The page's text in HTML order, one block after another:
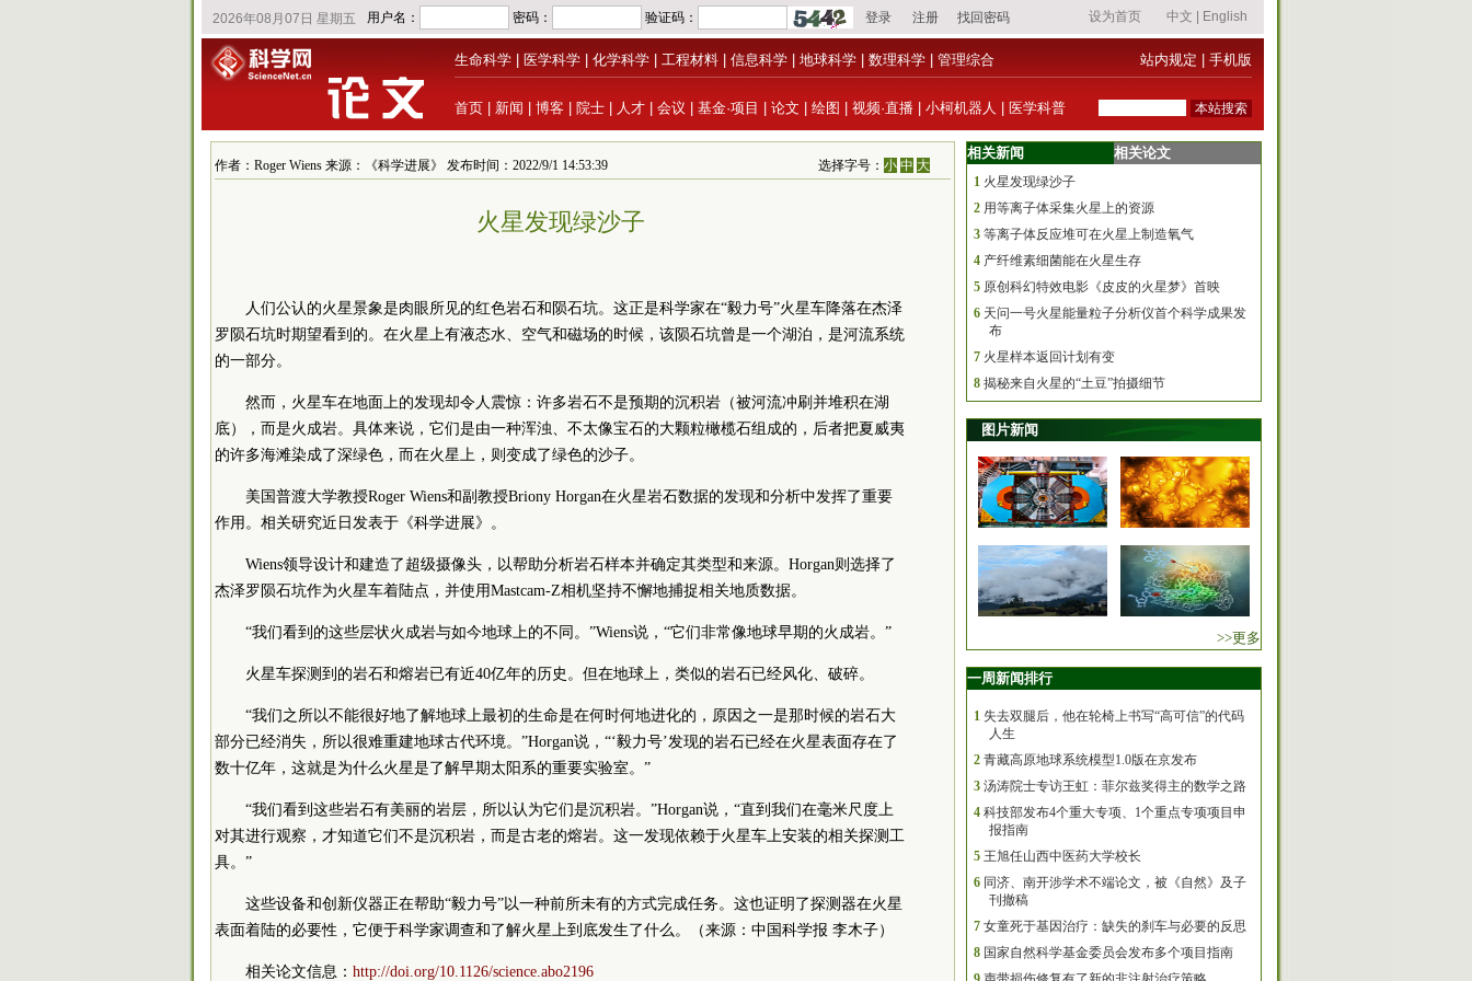
生命科学 医学科学 化学科学 工程材料 信息科学 地球科学 数理科学 管理综合 站内规定 手机版
首页 新闻 博客 院士 人才 会议 基金·项目 论文 绘图 视频·直播 小柯机器人 医学科普
作者：Roger Wiens 来源：《科学进展》 发布时间：2022/9/1 14:53:39 选择字号：小 中 大
火星发现绿沙子
人们公认的火星景象是肉眼所见的红色岩石和陨石坑。这正是科学家在“毅力号”火星车降落在杰泽
罗陨石坑时期望看到的。在火星上有液态水、空气和磁场的时候，该陨石坑曾是一个湖泊，是河流系统
的一部分。
然而，火星车在地面上的发现却令人震惊：许多岩石不是预期的沉积岩（被河流冲刷并堆积在湖
底），而是火成岩。具体来说，它们是由一种浑浊、不太像宝石的大颗粒橄榄石组成的，后者把夏威夷
的许多海滩染成了深绿色，而在火星上，则变成了绿色的沙子。
美国普渡大学教授Roger Wiens和副教授Briony Horgan在火星岩石数据的发现和分析中发挥了重要
作用。相关研究近日发表于《科学进展》。
Wiens领导设计和建造了超级摄像头，以帮助分析岩石样本并确定其类型和来源。Horgan则选择了
杰泽罗陨石坑作为火星车着陆点，并使用Mastcam-Z相机坚持不懈地捕捉相关地质数据。
“我们看到的这些层状火成岩与如今地球上的不同。”Wiens说，“它们非常像地球早期的火成岩。”
火星车探测到的岩石和熔岩已有近40亿年的历史。但在地球上，类似的岩石已经风化、破碎。
“我们之所以不能很好地了解地球上最初的生命是在何时何地进化的，原因之一是那时候的岩石大
部分已经消失，所以很难重建地球古代环境。”Horgan说，“‘毅力号’发现的岩石已经在火星表面存在了
数十亿年，这就是为什么火星是了解早期太阳系的重要实验室。”
“我们看到这些岩石有美丽的岩层，所以认为它们是沉积岩。”Horgan说，“直到我们在毫米尺度上
对其进行观察，才知道它们不是沉积岩，而是古老的熔岩。这一发现依赖于火星车上安装的相关探测工
具。”
这些设备和创新仪器正在帮助“毅力号”以一种前所未有的方式完成任务。这也证明了探测器在火星
表面着陆的必要性，它便于科学家调查和了解火星上到底发生了什么。（来源：中国科学报 李木子）
相关论文信息： http://doi.org/10.1126/science.abo2196
相关新闻 相关论文
1 火星发现绿沙子
2 用等离子体采集火星上的资源
3 等离子体反应堆可在火星上制造氧气
4 产纤维素细菌能在火星生存
5 原创科幻特效电影《皮皮的火星梦》首映
6 天问一号火星能量粒子分析仪首个科学成果发
布
7 火星样本返回计划有变
8 揭秘来自火星的“土豆”拍摄细节
图片新闻
>>更多
一周新闻排行
1 失去双腿后，他在轮椅上书写“高可信”的代码
人生
2 青藏高原地球系统模型1.0版在京发布
3 汤涛院士专访王虹：菲尔兹奖得主的数学之路
4 科技部发布4个重大专项、1个重点专项项目申
报指南
5 王旭任山西中医药大学校长
6 同济、南开涉学术不端论文，被《自然》及子
刊撤稿
7 女童死于基因治疗：缺失的刹车与必要的反思
8 国家自然科学基金委员会发布多个项目指南